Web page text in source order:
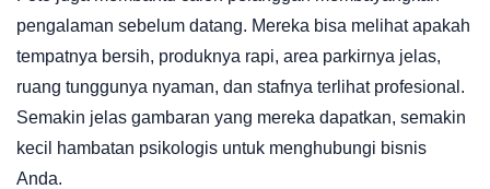
pengalaman sebelum datang. Mereka bisa melihat apakah
tempatnya bersih, produknya rapi, area parkirnya jelas,
ruang tunggunya nyaman, dan stafnya terlihat profesional.
Semakin jelas gambaran yang mereka dapatkan, semakin
kecil hambatan psikologis untuk menghubungi bisnis
Anda.